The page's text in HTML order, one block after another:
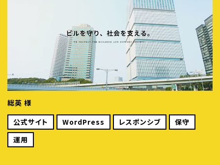
総英 様
公式サイト
WordPress レスポンシブ
保守
運用